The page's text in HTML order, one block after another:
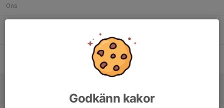
Ons
Godkänn kakor